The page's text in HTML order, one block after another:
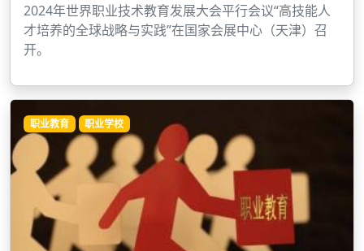
2024年世界职业技术教育发展大会平行会议“高技能人
才培养的全球战略与实践”在国家会展中心（天津）召
开。
职业教育 职业学校